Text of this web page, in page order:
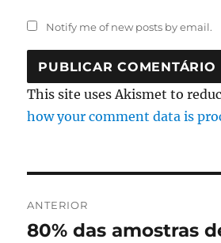
Notify me of new posts by email.
This site uses Akismet to
how your comment data is
de
ANTERIOR
Artigo
80% das amostras